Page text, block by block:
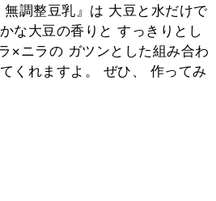
調整豆乳』は 大豆と水だけで
な大豆の香りと すっきりとし
×ニラの ガツンとした組み合わ
くれますよ。 ぜひ、 作ってみ